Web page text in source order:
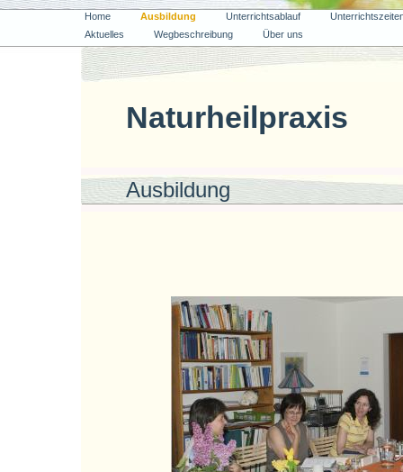
Home Ausbildung Unterrichtsablauf
Aktuelles
Wegbeschreibung Über uns
Naturheilpraxis
Ausbildung